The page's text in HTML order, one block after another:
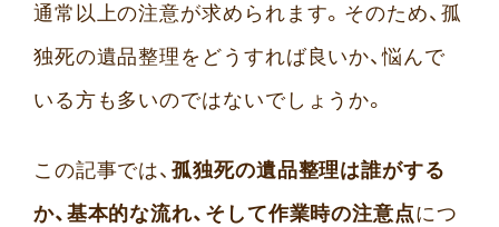
通常以上の注意が求められます。そのため、孤
独死の遺品整理をどうすれば良いか、悩んで
いる方も多いのではないでしょうか。
この記事では、孤独死の遺品整理は誰がする
か、基本的な流れ、そして作業時の注意点につ